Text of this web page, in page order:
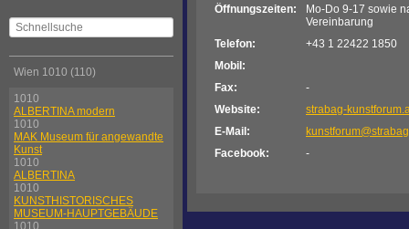
Wien 1010 (110)
1010
ALBERTINA modern
1010
MAK Museum für angewandte
Kunst
1010
ALBERTINA
1010
KUNSTHISTORISCHES
MUSEUM-HAUPTGEBÄUDE
1010
Öffnungszeiten:
Mo-Do 9-17 sowie
Vereinbarung
Telefon:
+43 1 22422 1850
Mobil:
Fax:
-
Website:
strabag-
E-Mail:
Facebook:
-